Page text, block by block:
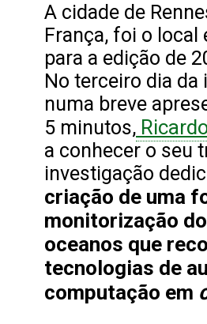
A cidade de
França, foi o local
para a edição de
No terceiro dia da
numa breve
5 minutos,
a conhecer o seu
investigação
criação de uma
monitorização
oceanos que
tecnologias de
computação em